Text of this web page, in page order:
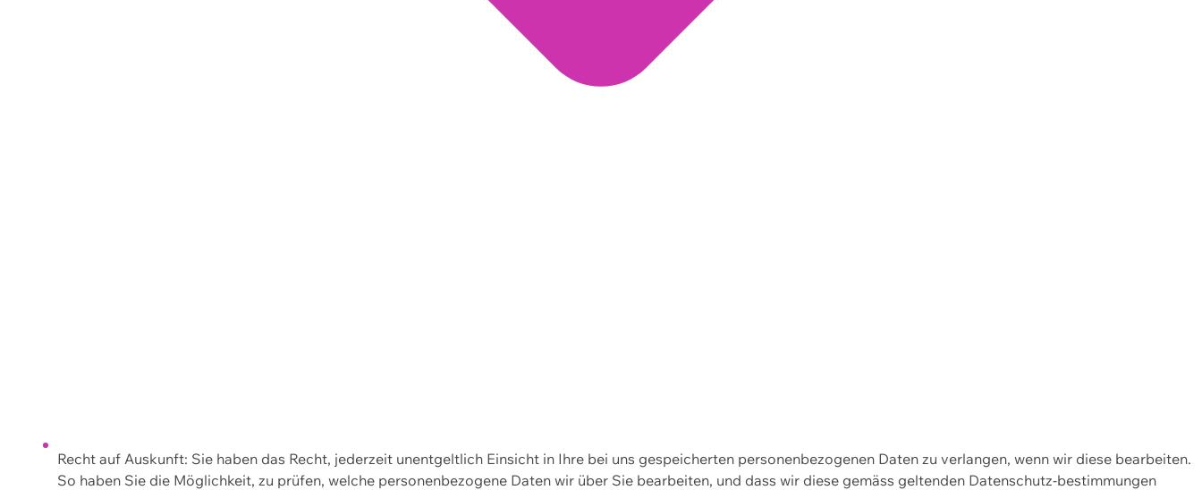
Recht auf Auskunft: Sie haben das Recht, jederzeit unentgeltlich Einsicht in Ihre bei uns gespeicherten personenbezogenen Daten zu verlangen, wenn wir diese bearbeiten.
So haben Sie die Möglichkeit, zu prüfen, welche personenbezogene Daten wir über Sie bearbeiten, und dass wir diese gemäss geltenden Datenschutz-bestimmungen